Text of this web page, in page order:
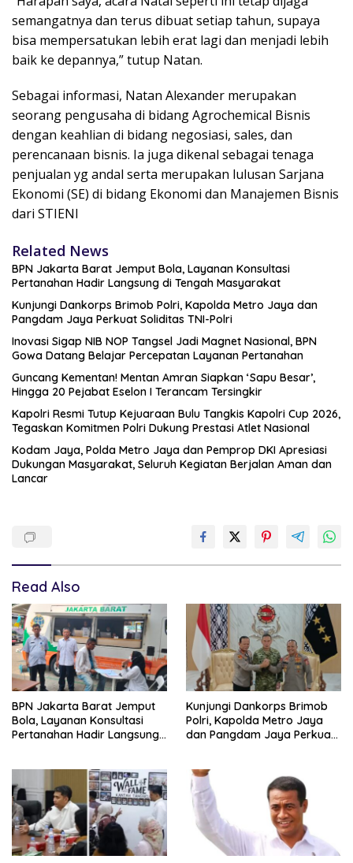
semangatnya dan terus dibuat setiap tahun, supaya
bisa mempersatukan lebih erat lagi dan menjadi lebih
baik ke depannya,” tutup Natan.
Sebagai informasi, Natan Alexander merupakan
seorang pengusaha di bidang Agrochemical Bisnis
dengan keahlian di bidang negosiasi, sales, dan
perencanaan bisnis. Ia juga dikenal sebagai tenaga
penjualan yg andal serta merupakan lulusan Sarjana
Ekonomi (SE) di bidang Ekonomi dan Manajemen Bisnis
dari STIENI
Related News
BPN Jakarta Barat Jemput Bola, Layanan Konsultasi
Pertanahan Hadir Langsung di Tengah Masyarakat
Kunjungi Dankorps Brimob Polri, Kapolda Metro Jaya dan
Pangdam Jaya Perkuat Soliditas TNI-Polri
Inovasi Sigap NIB NOP Tangsel Jadi Magnet Nasional, BPN
Gowa Datang Belajar Percepatan Layanan Pertanahan
Guncang Kementan! Mentan Amran Siapkan ‘Sapu Besar’,
Hingga 20 Pejabat Eselon I Terancam Tersingkir
Kapolri Resmi Tutup Kejuaraan Bulu Tangkis Kapolri Cup 2026,
Tegaskan Komitmen Polri Dukung Prestasi Atlet Nasional
Kodam Jaya, Polda Metro Jaya dan Pemprop DKI Apresiasi
Dukungan Masyarakat, Seluruh Kegiatan Berjalan Aman dan
Lancar
Read Also
BPN Jakarta Barat Jemput
Bola, Layanan Konsultasi
Pertanahan Hadir Langsung
Kunjungi Dankorps Brimob
Polri, Kapolda Metro Jaya
dan Pangdam Jaya Perkuat